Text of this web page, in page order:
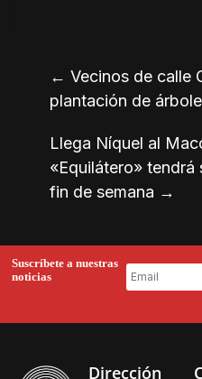
← Vecinos de calle
plantación de
Llega Níquel al
«Equilátero»
fin de semana →
Suscríbete a nuestras
noticias
Dirección